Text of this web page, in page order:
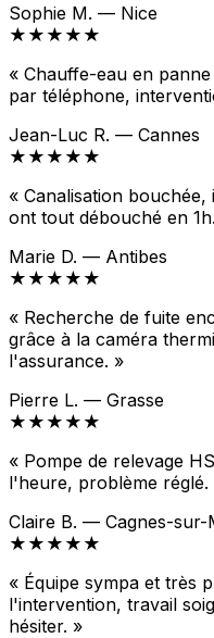
Sophie M. — Nice
★★★★★
« Chauffe-eau en
par téléphone,
Jean-Luc R. — Cannes
★★★★★
« Canalisation
ont tout débouché en
Marie D. — Antibes
★★★★★
« Recherche de fuite
grâce à la caméra
l'assurance. »
Pierre L. — Grasse
★★★★★
« Pompe de relevage
l'heure, problème réglé.
Claire B. — Cagnes-sur-
★★★★★
« Équipe sympa et très
l'intervention, travail
hésiter. »